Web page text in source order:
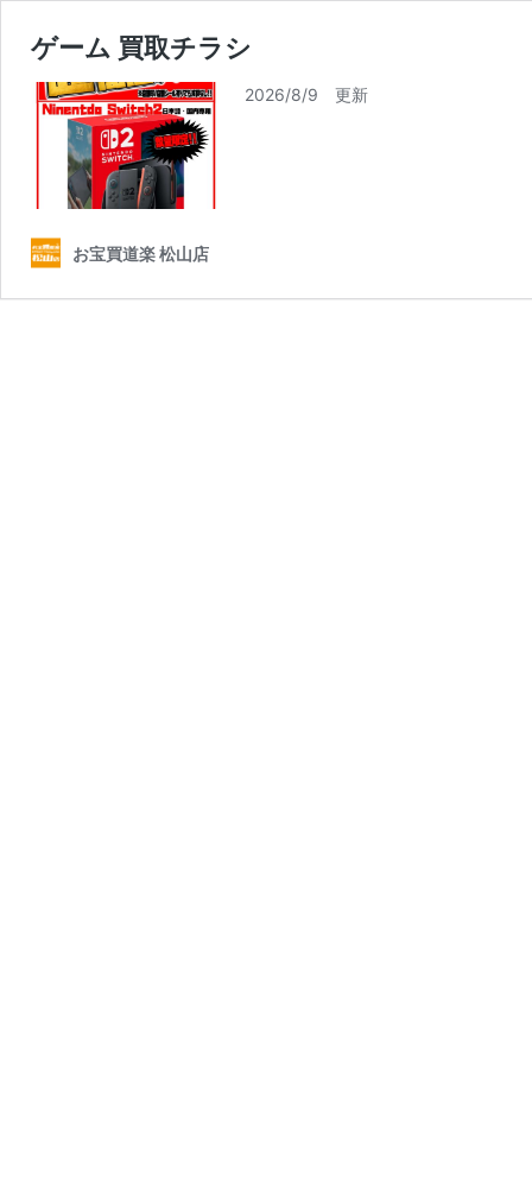
ゲーム 買取チラシ
2026/8/9 更新
お宝買道楽 松山店